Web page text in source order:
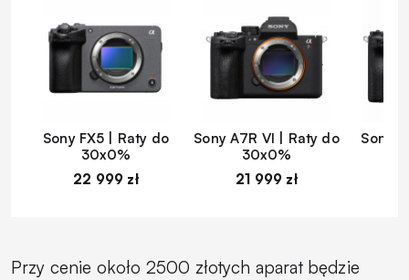
Sony FX5 | Raty do
30x0%
22 999 zł
Sony A7R VI | Raty do
30x0%
21 999 zł
Sony
Przy cenie około 2500 złotych aparat będzie